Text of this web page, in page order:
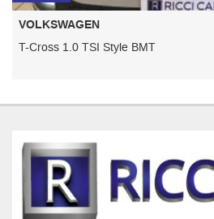
VOLKSWAGEN
T-Cross 1.0 TSI Style BMT